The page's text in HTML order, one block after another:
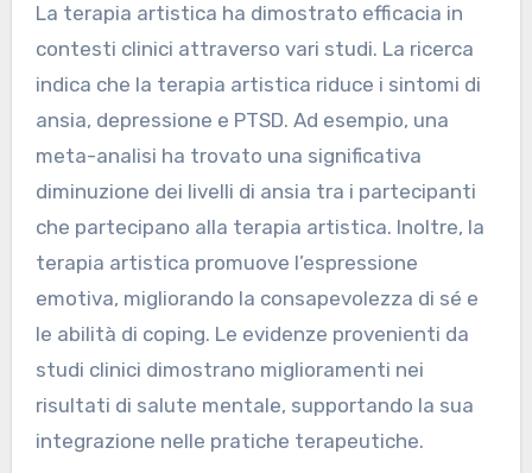
La terapia artistica ha dimostrato efficacia in
contesti clinici attraverso vari studi. La ricerca
indica che la terapia artistica riduce i sintomi di
ansia, depressione e PTSD. Ad esempio, una
meta-analisi ha trovato una significativa
diminuzione dei livelli di ansia tra i partecipanti
che partecipano alla terapia artistica. Inoltre, la
terapia artistica promuove l’espressione
emotiva, migliorando la consapevolezza di sé e
le abilità di coping. Le evidenze provenienti da
studi clinici dimostrano miglioramenti nei
risultati di salute mentale, supportando la sua
integrazione nelle pratiche terapeutiche.